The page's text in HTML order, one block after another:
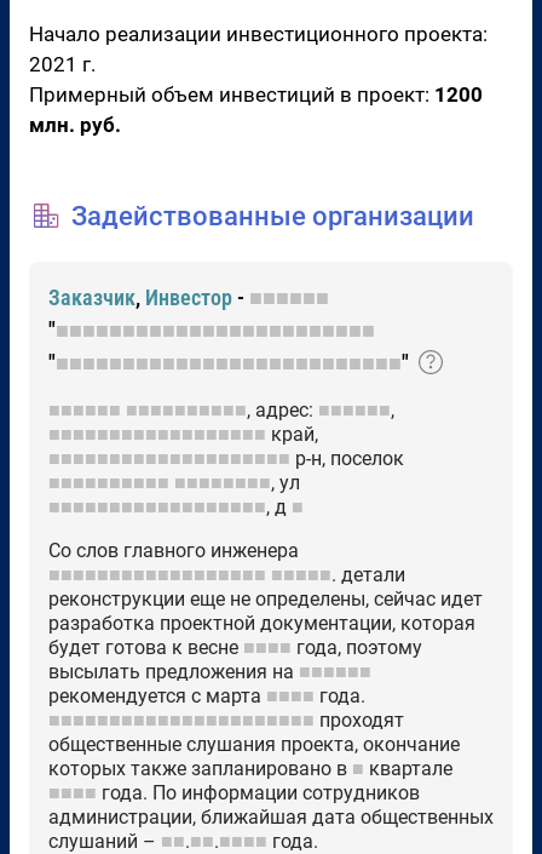
Начало реализации инвестиционного проекта:
2021 г.
Примерный объем инвестиций в проект: 1200
млн. руб.
Задействованные организации
Заказчик, Инвестор - ■■■■■■
"■■■■■■■■■■■■■■■■■■■■■■■■
"■■■■■■■■■■■■■■■■■■■■■■■■■■"
■■■■■■ ■■■■■■■■■■, адрес: ■■■■■■,
■■■■■■■■■■■■■■■■■■ край,
■■■■■■■■■■■■■■■■■■■■ р-н, поселок
■■■■■■■■■■ ■■■■■■■■, ул
■■■■■■■■■■■■■■■■■■, д ■
Со слов главного инженера
■■■■■■■■■■■■■■■■■■ ■■■■■. детали
реконструкции еще не определены, сейчас идет
разработка проектной документации, которая
будет готова к весне ■■■■ года, поэтому
высылать предложения на ■■■■■■
рекомендуется с марта ■■■■ года.
■■■■■■■■■■■■■■■■■■■■■■ проходят
общественные слушания проекта, окончание
которых также запланировано в ■ квартале
■■■■ года. По информации сотрудников
администрации, ближайшая дата общественных
слушаний – ■■.■■.■■■■ года.